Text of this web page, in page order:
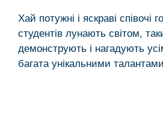
Хай потужні і яскраві співочі
студентів лунають світом,
демонструють і нагадують
багата унікальними